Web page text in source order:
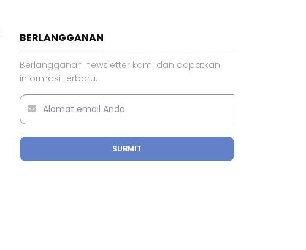
BERLANGGANAN
Berlangganan newsletter kami dan dapatkan
informasi terbaru.
SUBMIT